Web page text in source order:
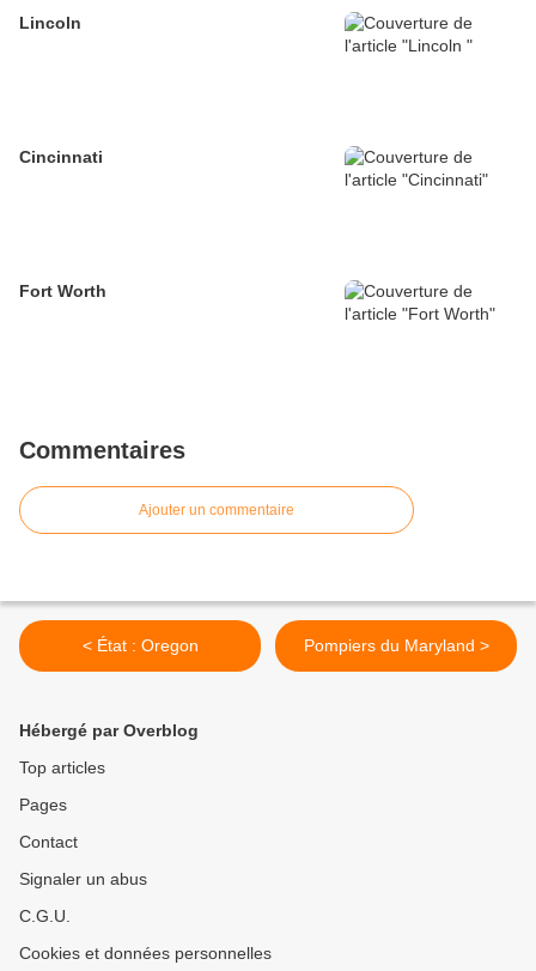
Lincoln
Cincinnati
Fort Worth
Commentaires
Ajouter un commentaire
< État : Oregon Pompiers du Maryland >
Hébergé par Overblog
Top articles
Pages
Contact
Signaler un abus
C.G.U.
Cookies et données personnelles